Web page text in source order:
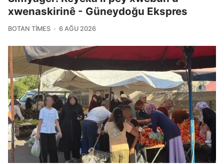
xwenaskirinê - Güneydoğu Ekspres
BOTAN TIMES 6 AĞU 2026